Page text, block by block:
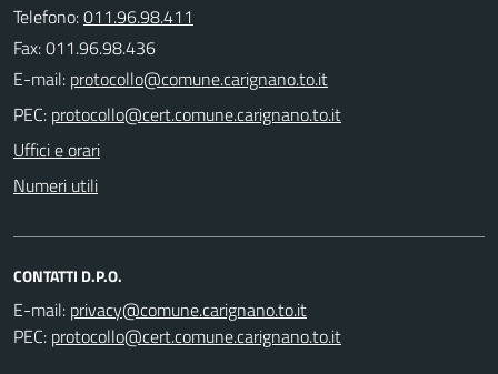
Telefono:011.96.98.411
Fax: 011.96.98.436
E-mail:
PEC:
Uffici e orari
Numeri utili
CONTATTI D.P.O.
E-mail:
PEC: